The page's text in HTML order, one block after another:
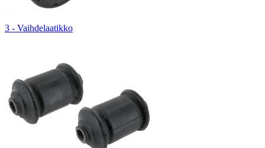
3 - Vaihdelaatikko